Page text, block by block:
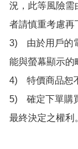
況，此等風險需
者請慎重考慮再
3)　由於用戶的
能與螢幕顯示的
4)　特價商品恕
5)　確定下單購
最終決定之權利